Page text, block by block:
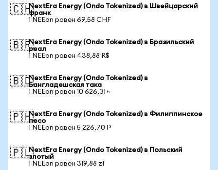
🇨🇭NextEra Energy (Ondo Tokenized) в Швейцарский
франк
1 NEEon равен 69,58 CHF
🇧🇷NextEra Energy (Ondo Tokenized) в Бразильский
реал
1 NEEon равен 438,88 R$
🇧🇩NextEra Energy (Ondo Tokenized) в
Бангладешская така
1 NEEon равен 10 626,31 ৳
🇵🇭NextEra Energy (Ondo Tokenized) в Филиппинское
песо
1 NEEon равен 5 226,70 ₱
🇵🇱NextEra Energy (Ondo Tokenized) в Польский
злотый
1 NEEon равен 319,88 zł